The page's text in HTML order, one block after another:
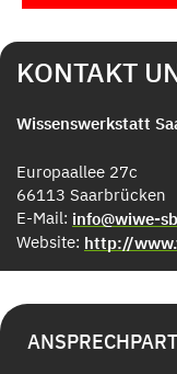
KONTAKT
Wissenswerkstatt
Europaallee 27c
66113 Saarbrücken
E-Mail: info@wiwe-
Website: http://